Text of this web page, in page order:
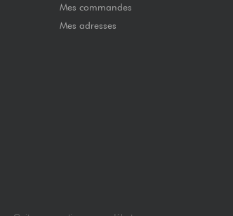
Mes commandes
Mes adresses